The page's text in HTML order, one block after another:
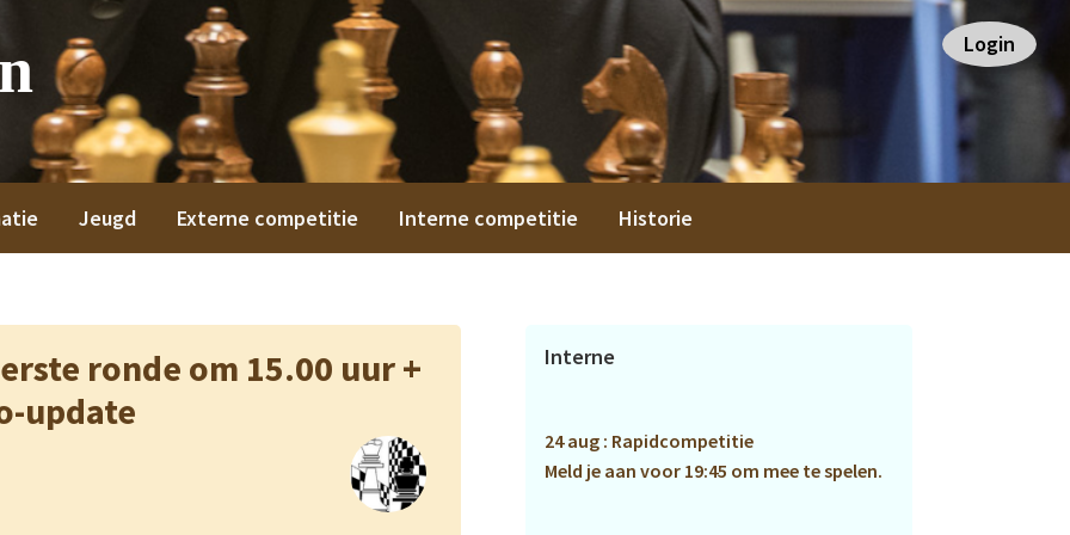
Login
Jeugd Externe competitie Interne competitie Historie
ronde om 15.00 uur +
update
Primaire
Interne
24 aug : Rapidcompetitie
Meld je aan voor 19:45 om mee te spelen.